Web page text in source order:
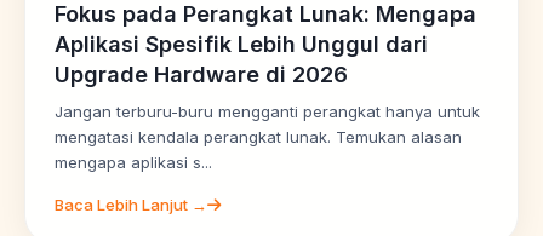
Fokus pada Perangkat Lunak: Mengapa
Aplikasi Spesifik Lebih Unggul dari
Upgrade Hardware di 2026
Jangan terburu-buru mengganti perangkat hanya untuk
mengatasi kendala perangkat lunak. Temukan alasan
mengapa aplikasi s...
Baca Lebih Lanjut →